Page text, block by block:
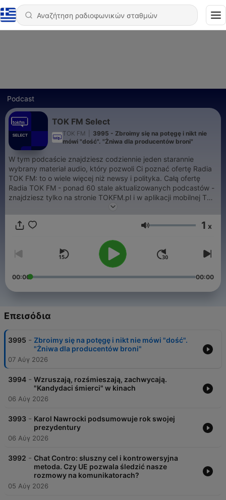
Podcast
TOK FM Select
TOK FM
3995 - Zbroimy się na potęgę i nikt nie
mówi "dość". "Żniwa dla producentów broni"
W tym podcaście znajdziesz codziennie jeden starannie
wybrany materiał audio, który pozwoli Ci poznać ofertę Radia
TOK FM: to o wiele więcej niż newsy i polityka. Całą ofertę
Radia TOK FM - ponad 60 stale aktualizowanych podcastów -
znajdziesz tylko na stronie TOKFM.pl i w aplikacji mobilnej TOK
FM. Radio TOK FM to kilkanaście godzin najwyższej jakości
Ένταση 1 x
00:00 00:00
Επεισόδια
3995 - Zbroimy się na potęgę i nikt nie mówi "dość".
"Żniwa dla producentów broni"
07 Αύγ 2026
3994 - Wzruszają, rozśmieszają, zachwycają.
"Kandydaci śmierci" w kinach
06 Αύγ 2026
3993 - Karol Nawrocki podsumowuje rok swojej
prezydentury
06 Αύγ 2026
3992 - Chat Contro: słuszny cel i kontrowersyjna
metoda. Czy UE pozwala śledzić nasze
rozmowy na komunikatorach?
05 Αύγ 2026